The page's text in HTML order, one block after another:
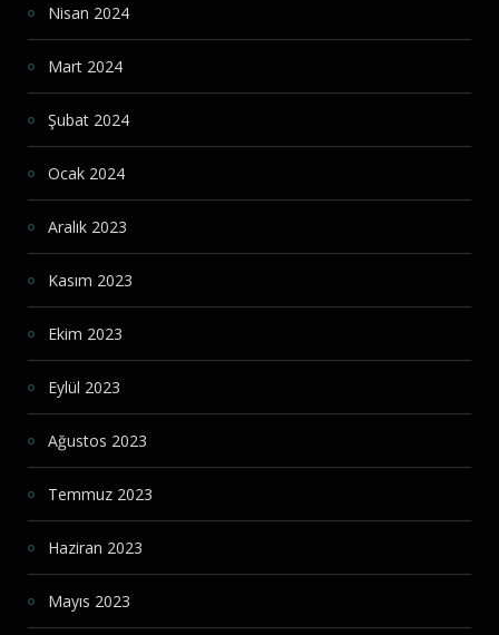
Nisan 2024
Mart 2024
Şubat 2024
Ocak 2024
Aralık 2023
Kasım 2023
Ekim 2023
Eylül 2023
Ağustos 2023
Temmuz 2023
Haziran 2023
Mayıs 2023